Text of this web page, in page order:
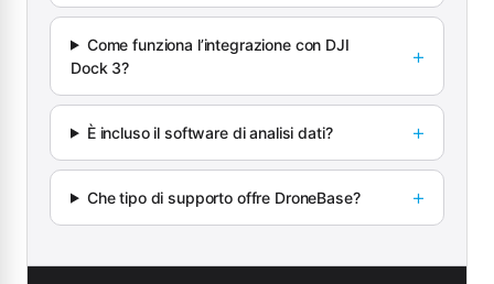
Come funziona l’integrazione con DJI
Dock 3?
È incluso il software di analisi dati?
Che tipo di supporto offre DroneBase?